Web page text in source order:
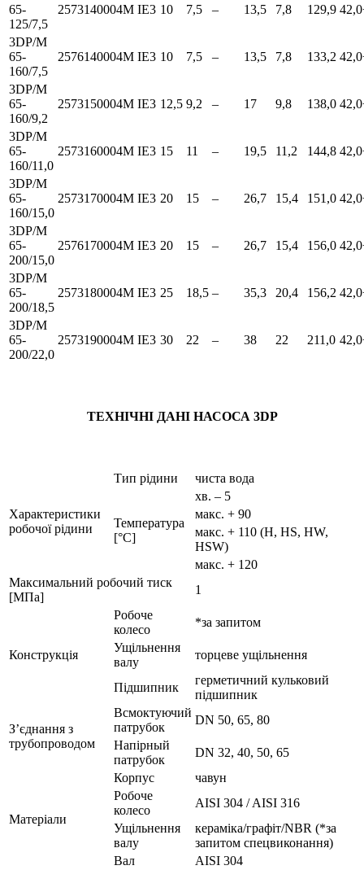
65-
125/7,5
2573140004M IE3 10 7,5 – 13,5 7,8 129,9
3DP/M
65-
160/7,5
2576140004M IE3 10 7,5 – 13,5 7,8 133,2
3DP/M
65-
160/9,2
2573150004M IE3 12,5 9,2 – 17 9,8 138,0
3DP/M
65-
160/11,0
2573160004M IE3 15 11 – 19,5 11,2 144,8
3DP/M
65-
160/15,0
2573170004M IE3 20 15 – 26,7 15,4 151,0
3DP/M
65-
200/15,0
2576170004M IE3 20 15 – 26,7 15,4 156,0
3DP/M
65-
200/18,5
2573180004M IE3 25 18,5 – 35,3 20,4 156,2
3DP/M
65-
200/22,0
2573190004M IE3 30 22 – 38 22 211,0
ТЕХНІЧНІ ДАНІ НАСОСА 3DP
Характеристики
робочої рідини
Тип рідини чиста вода
Температура
[°C]
хв. – 5
макс. + 90
макс. + 110 (H, HS, HW,
HSW)
макс. + 120
Максимальний робочий тиск
[МПа]
1
Конструкція
Робоче
колесо
*за запитом
Ущільнення
валу
торцеве ущільнення
Підшипник
герметичний кульковий
підшипник
З’єднання з
трубопроводом
Всмоктуючий
патрубок
DN 50, 65, 80
Напірный
патрубок
DN 32, 40, 50, 65
Матеріали
Корпус
чавун
Робоче
колесо
AISI 304 / AISI 316
Ущільнення
валу
кераміка/графіт/NBR (*за
запитом спецвиконання)
Вал
AISI 304